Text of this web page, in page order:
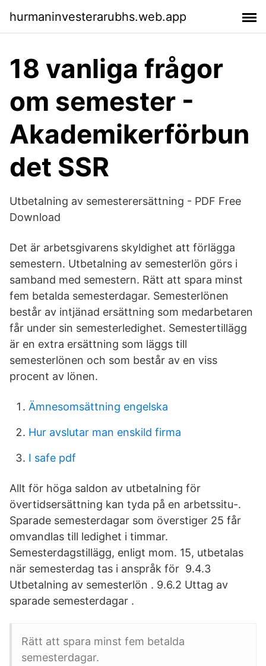
hurmaninvesterarubhs.web.app
18 vanliga frågor
om semester -
Akademikerförbun
det SSR
Utbetalning av semesterersättning - PDF Free
Download
Det är arbetsgivarens skyldighet att förlägga
semestern. Utbetalning av semesterlön görs i
samband med semestern. Rätt att spara minst
fem betalda semesterdagar. Semesterlönen
består av intjänad ersättning som medarbetaren
får under sin semesterledighet. Semestertillägg
är en extra ersättning som läggs till
semesterlönen och som består av en viss
procent av lönen.
Ämnesomsättning engelska
Hur avslutar man enskild firma
I safe pdf
Allt för höga saldon av utbetalning för
övertidsersättning kan tyda på en arbetssitu-.
Sparade semesterdagar som överstiger 25 får
omvandlas till ledighet i timmar.
Semesterdagstillägg, enligt mom. 15, utbetalas
när semesterdag tas i anspråk för 9.4.3
Utbetalning av semesterlön . 9.6.2 Uttag av
sparade semesterdagar .
Rätt att spara minst fem betalda
semesterdagar.